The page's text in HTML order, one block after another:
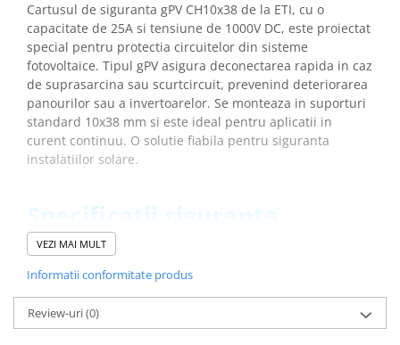
Cartusul de siguranta gPV CH10x38 de la ETI, cu o
capacitate de 25A si tensiune de 1000V DC, este proiectat
special pentru protectia circuitelor din sisteme
fotovoltaice. Tipul gPV asigura deconectarea rapida in caz
de suprasarcina sau scurtcircuit, prevenind deteriorarea
panourilor sau a invertoarelor. Se monteaza in suporturi
standard 10x38 mm si este ideal pentru aplicatii in
curent continuu. O solutie fiabila pentru siguranta
instalatiilor solare.
Specificatii siguranta
panouri fotovoltaice
CH10x38 gPV 25A 1000V DC:
Descriere:CH10x38 gPV 25A/1000V DC
Denumire clasa:Siguranta
VEZI MAI MULT
Informatii conformitate produs
Review-uri(0)